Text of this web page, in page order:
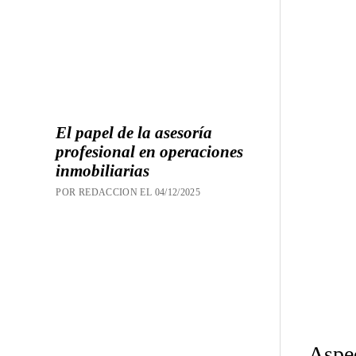
El papel de la asesoría
profesional en operaciones
inmobiliarias
POR REDACCION EL 04/12/2025